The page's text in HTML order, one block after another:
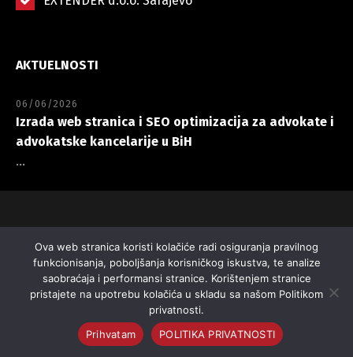
AKTUELNOSTI
06/06/2026
Izrada web stranica i SEO optimizacija za advokate i
advokatske kancelarije u BiH
...
| Web dizajn | SEO optimizacija | Digitalni marketing | SSD
server hosting
KARIJERA
Ova web stranica koristi kolačiće radi osiguranja pravilnog
funkcionisanja, poboljšanja korisničkog iskustva, te analize
saobraćaja i performansi stranice. Korištenjem stranice
pristajete na upotrebu kolačića u skladu sa našom Politikom
privatnosti.
Prihvatam
POLITIKA PRIVATNOSTI